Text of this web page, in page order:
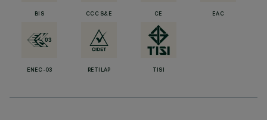
BIS CCC S&E CE EAC
ENEC-03 RETILAP TISI